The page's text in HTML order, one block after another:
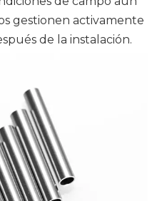
gestionen activamente
de la instalación.